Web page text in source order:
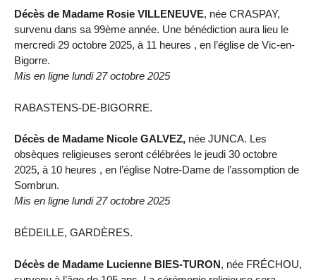
Décès de Madame Rosie VILLENEUVE, née CRASPAY,
survenu dans sa 99ème année. Une bénédiction aura lieu le
mercredi 29 octobre 2025, à 11 heures , en l’église de Vic-en-
Bigorre.
Mis en ligne lundi 27 octobre 2025
RABASTENS-DE-BIGORRE.
Décès de Madame Nicole GALVEZ, née JUNCA. Les
obsèques religieuses seront célébrées le jeudi 30 octobre
2025, à 10 heures , en l’église Notre-Dame de l’assomption de
Sombrun.
Mis en ligne lundi 27 octobre 2025
BÉDEILLE, GARDÈRES.
Décès de Madame Lucienne BIES-TURON, née FRÉCHOU,